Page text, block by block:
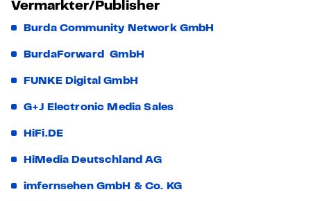
Vermarkter/Publisher
Burda Community Network GmbH
BurdaForward GmbH
FUNKE Digital GmbH
G+J Electronic Media Sales
HiFi.DE
HiMedia Deutschland AG
imfernsehen GmbH & Co. KG